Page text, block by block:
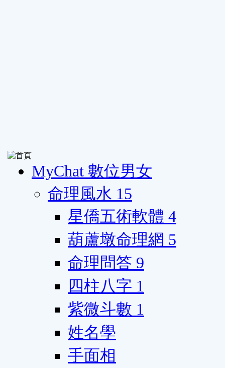
MyChat 數位男女
命理風水 15
星僑五術軟體 4
葫蘆墩命理網 5
命理問答 9
四柱八字 1
紫微斗數 1
姓名學
手面相